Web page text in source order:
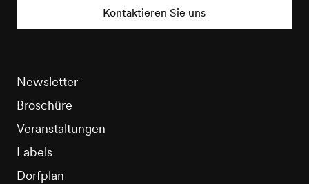
Kontaktieren Sie uns
Newsletter
Broschüre
Veranstaltungen
Labels
Dorfplan